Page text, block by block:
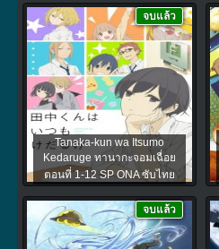
Tanaka-kun wa Itsumo
Kedaruge ทานากะจอมเฉื่อย
ตอนที่ 1-12 SP ONA ซับไทย
จบแล้ว
จบแล้ว